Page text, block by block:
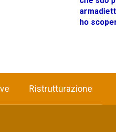
ho
Ristrutturazione